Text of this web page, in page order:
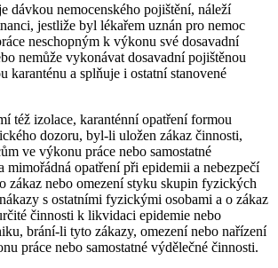
dávkou nemocenského pojištění, náleží
jestliže byl lékařem uznán pro nemoc
neschopným k výkonu své dosavadní
nemůže vykonávat dosavadní pojištěnou
karanténu a splňuje i ostatní stanovené
též izolace, karanténní opatření formou
dozoru, byl-li uložen zákaz činnosti,
ve výkonu práce nebo samostatné
mimořádná opatření při epidemii a nebezpečí
zákaz nebo omezení styku skupin fyzických
s ostatními fyzickými osobami a o zákaz
činnosti k likvidaci epidemie nebo
brání-li tyto zákazy, omezení nebo nařízení
práce nebo samostatné výdělečné činnosti.